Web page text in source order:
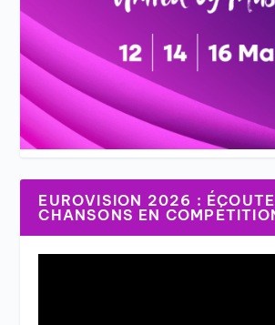
EUROVISION 2026 :
CHANSONS EN